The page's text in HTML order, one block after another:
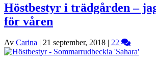
Höstbestyr i trädgården –
för våren
Av Carina 21 september, 2018 22